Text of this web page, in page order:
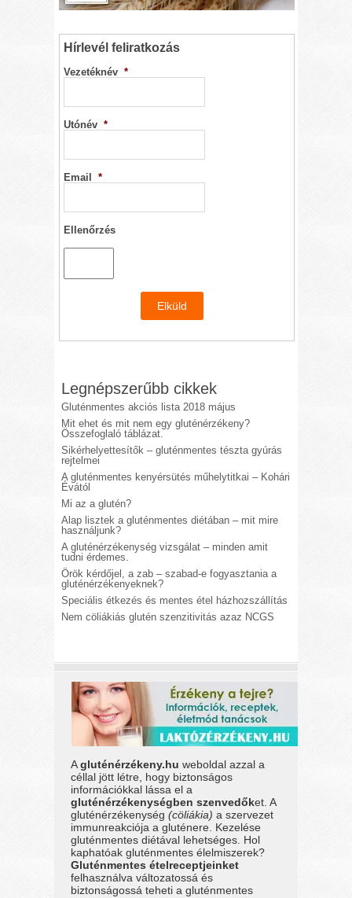
Hírlevél feliratkozás
Vezetéknév *
Utónév *
Email *
Ellenőrzés
Legnépszerűbb cikkek
Gluténmentes akciós lista 2018 május
Mit ehet és mit nem egy gluténérzékeny?
Összefoglaló táblázat.
Sikérhelyettesítők – gluténmentes tészta gyúrás
rejtelmei
A gluténmentes kenyérsütés műhelytitkai – Kohári
Évától
Mi az a glutén?
Alap lisztek a gluténmentes diétában – mit mire
használjunk?
A gluténérzékenység vizsgálat – minden amit
tudni érdemes.
Örök kérdőjel, a zab – szabad-e fogyasztania a
gluténérzékenyeknek?
Speciális étkezés és mentes étel házhozszállítás
Nem cöliákiás glutén szenzitivitás azaz NCGS
Agluténérzékeny.hu weboldal azzal a
céllal jött létre, hogy biztonságos
információkkal lássa el a
gluténérzékenységben szenvedőket. A
gluténérzékenység(cöliákia) a szervezet
immunreakciója a gluténere. Kezelése
gluténmentes diétával lehetséges. Hol
kaphatóak gluténmentes élelmiszerek?
Gluténmentes ételreceptjeinket
felhasználva változatossá és
biztonságossá teheti a gluténmentes